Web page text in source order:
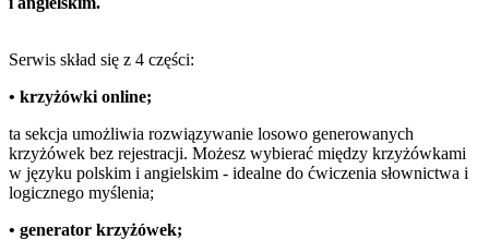
Serwis skład się z 4 części:
• krzyżówki online;
ta sekcja umożliwia rozwiązywanie losowo generowanych
krzyżówek bez rejestracji. Możesz wybierać między krzyżówkami
w języku polskim i angielskim - idealne do ćwiczenia słownictwa i
logicznego myślenia;
• generator krzyżówek;